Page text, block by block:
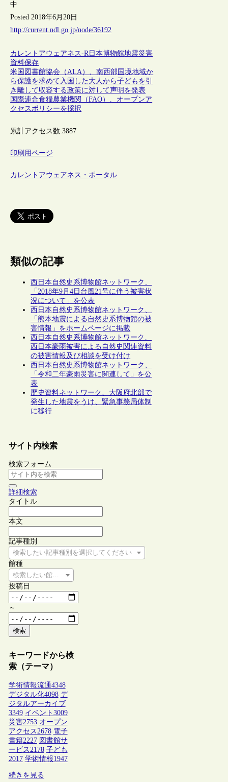
中
Posted 2018年6月20日
http://current.ndl.go.jp/node/36192
カレントアウェアネス-R日本博物館地震災害
資料保存
米国図書館協会（ALA）、南西部国境地域か
ら保護を求めて入国した大人から子どもを引
き離して収容する政策に対して声明を発表
国際連合食糧農業機関（FAO）、オープンア
クセスポリシーを採択
累計アクセス数:3887
印刷用ページ
カレントアウェアネス・ポータル
類似の記事
西日本自然史系博物館ネットワーク、
「2018年9月4日台風21号に伴う被害状
況について」を公表
西日本自然史系博物館ネットワーク、
「熊本地震による自然史系博物館の被
害情報」をホームページに掲載
西日本自然史系博物館ネットワーク、
西日本豪雨被害による自然史関連資料
の被害情報及び相談を受け付け
西日本自然史系博物館ネットワーク、
「令和二年豪雨災害に関連して」を公
表
歴史資料ネットワーク、大阪府北部で
発生した地震をうけ、緊急事務局体制
に移行
サイト内検索
検索フォーム
詳細検索
タイトル
本文
記事種別
検索したい記事種別を選択してください
館種
検索したい館種を選択してください
投稿日
～
検索
キーワードから検
索（テーマ）
学術情報流通4348
デジタル化4098 デ
ジタルアーカイブ
3349 イベント 3009
災害2753 オープン
アクセス 2678 電子
書籍2227 図書館サ
ービス 2178 子ども
2017 学術情報1947
続きを見る